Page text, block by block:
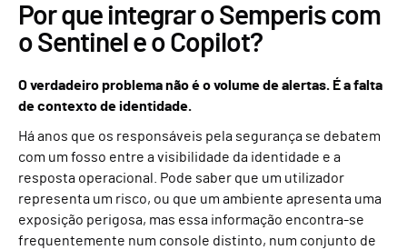
Por que integrar o Semperis com
o Sentinel e o Copilot?
O verdadeiro problema não é o volume de alertas. É a falta
de contexto de identidade.
Há anos que os responsáveis pela segurança se debatem
com um fosso entre a visibilidade da identidade e a
resposta operacional. Pode saber que um utilizador
representa um risco, ou que um ambiente apresenta uma
exposição perigosa, mas essa informação encontra-se
frequentemente num console distinto, num conjunto de